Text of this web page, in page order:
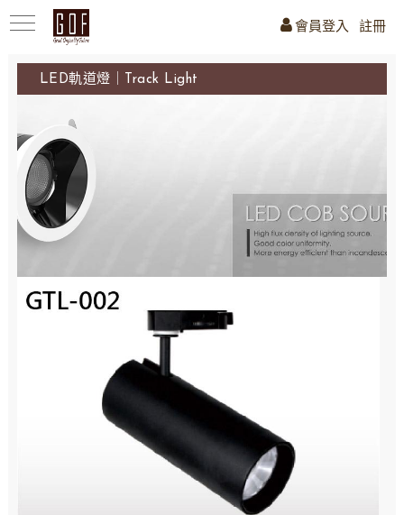
會員登入 註冊
LED軌道燈｜Track Light